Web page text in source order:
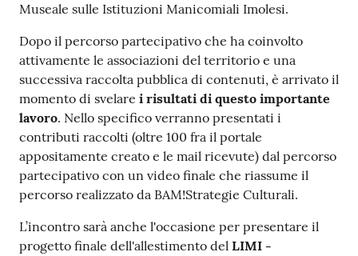
Museale sulle Istituzioni Manicomiali Imolesi.
Dopo il percorso partecipativo che ha coinvolto
attivamente le associazioni del territorio e una
successiva raccolta pubblica di contenuti, è arrivato il
momento di svelare i risultati di questo importante
lavoro. Nello specifico verranno presentati i
contributi raccolti (oltre 100 fra il portale
appositamente creato e le mail ricevute) dal percorso
partecipativo con un video finale che riassume il
percorso realizzato da BAM!Strategie Culturali.
L’incontro sarà anche l'occasione per presentare il
progetto finale dell'allestimento del LIMI -